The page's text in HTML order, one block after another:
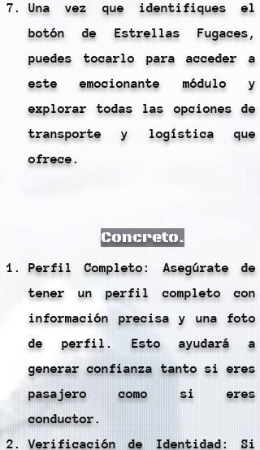
Una vez que identifiques el
botón de Estrellas Fugaces,
puedes tocarlo para acceder a
este emocionante módulo y
explorar todas las opciones de
transporte y logística que
ofrece.
Concreto.
Perfil Completo: Asegúrate de
tener un perfil completo con
información precisa y una foto
de perfil. Esto ayudará a
generar confianza tanto si eres
pasajero como si eres
conductor.
Verificación de Identidad: Si